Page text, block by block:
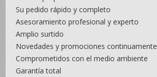
Su pedido rápido y completo
Asesoramiento profesional y experto
Amplio surtido
Novedades y promociones continuamente
Comprometidos con el medio ambiente
Garantía total